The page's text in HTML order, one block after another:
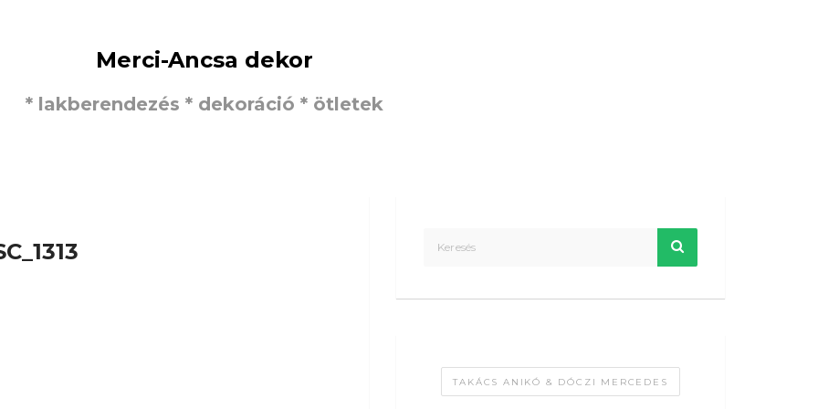
Merci-Ancsa dekor
* lakberendezés * dekoráció * ötletek
TAKÁCS ANIKÓ & DÓCZI MERCEDES